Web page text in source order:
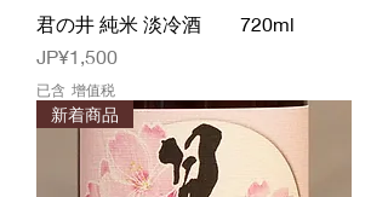
君の井 純米 淡冷酒 720ml
價格
JP¥1,500
已含 增值税
新着商品